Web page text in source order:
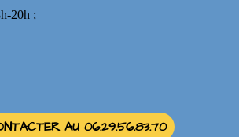
20h ;
AU 06.29.56.83.70